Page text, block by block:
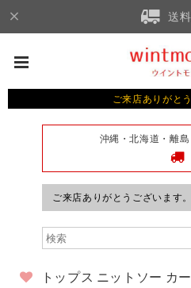
送
ご来店ありがと
沖縄・北海道・離
ご来店ありがとうございます
トップス ニットソー カ